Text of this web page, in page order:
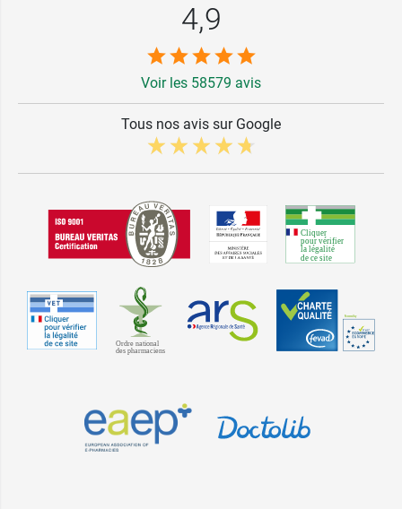
4,9
Voir les 58579 avis
Tous nos avis sur Google